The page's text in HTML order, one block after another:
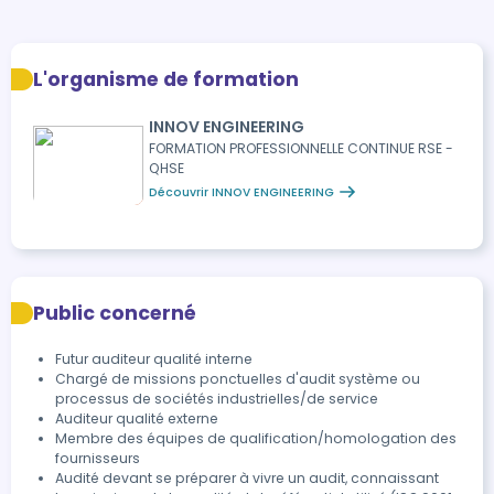
L'organisme de formation
INNOV ENGINEERING
FORMATION PROFESSIONNELLE CONTINUE RSE -
QHSE
Découvrir INNOV ENGINEERING
Public concerné
Futur auditeur qualité interne
Chargé de missions ponctuelles d'audit système ou
processus de sociétés industrielles/de service
Auditeur qualité externe
Membre des équipes de qualification/homologation des
fournisseurs
Audité devant se préparer à vivre un audit, connaissant